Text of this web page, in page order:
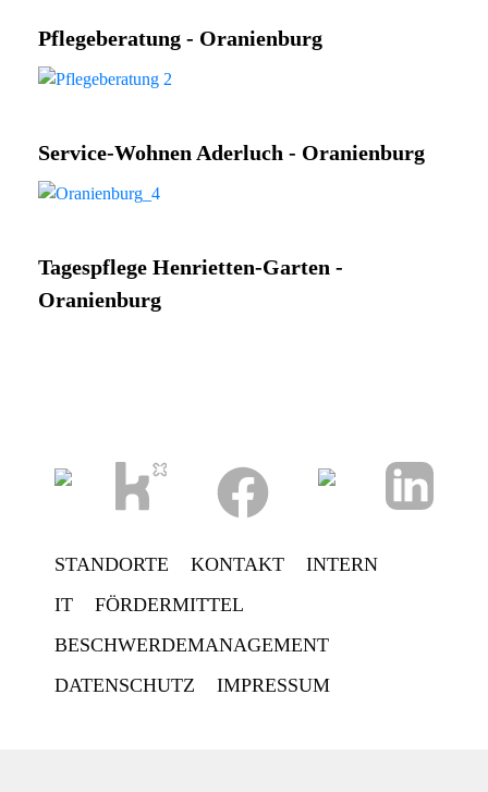
Pflegeberatung - Oranienburg
Service-Wohnen Aderluch - Oranienburg
Tagespflege Henrietten-Garten -
Oranienburg
STANDORTE KONTAKT
INTERN
IT
FÖRDERMITTEL
BESCHWERDEMANAGEMENT
DATENSCHUTZ
IMPRESSUM